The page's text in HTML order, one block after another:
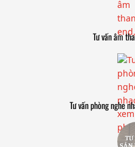
Tư vấn âm
Tư vấn phòng nghe